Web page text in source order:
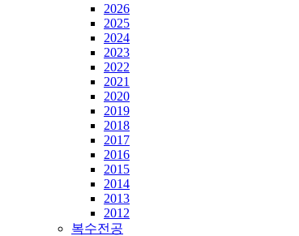
2026
2025
2024
2023
2022
2021
2020
2019
2018
2017
2016
2015
2014
2013
2012
복수전공